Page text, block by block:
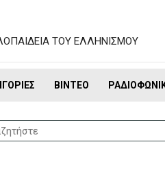
ΤΟΥ ΕΛΛΗΝΙΣΜΟΥ
ΒΊΝΤΕΟ